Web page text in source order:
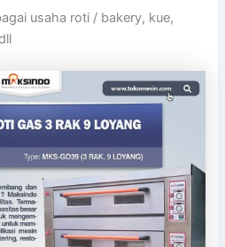
usaha roti / bakery, kue,